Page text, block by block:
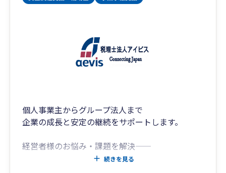
個人事業主からグループ法人まで
企業の成長と安定の継続をサポートします。
経営者様のお悩み・課題を解決―――
独立開業・会社設立支援、法人成りから申告、月
続きを見る